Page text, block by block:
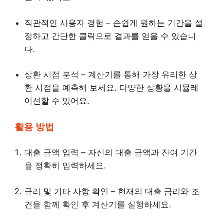
직관적인 사용자 경험 – 손쉽게 원하는 기간을 설
정하고 간단한 클릭으로 결과를 얻을 수 있습니
다.
상환 시점 분석 – 계산기를 통해 가장 유리한 상
환 시점을 예측해 보세요. 다양한 상황을 시뮬레
이션할 수 있어요.
활용 방법
대출 금액 입력 – 자신의 대출 금액과 잔여 기간
을 정확히 입력하세요.
금리 및 기타 사항 확인 – 현재의 대출 금리와 조
건을 함께 확인 후 계산기를 실행하세요.